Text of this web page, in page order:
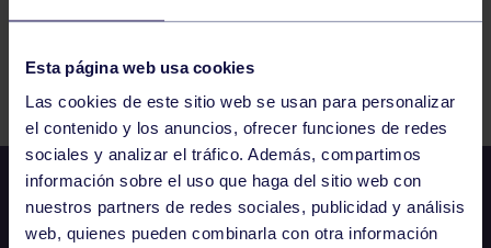
Esta página web usa cookies
Las cookies de este sitio web se usan para personalizar
el contenido y los anuncios, ofrecer funciones de redes
sociales y analizar el tráfico. Además, compartimos
información sobre el uso que haga del sitio web con
nuestros partners de redes sociales, publicidad y análisis
web, quienes pueden combinarla con otra información